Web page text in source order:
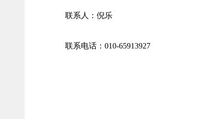
联系人：倪乐
联系电话：010-65913927